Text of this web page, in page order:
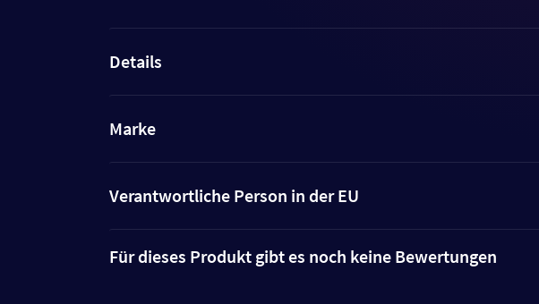
Details
Marke
Verantwortliche Person in der EU
Für dieses Produkt gibt es noch keine Bewertungen